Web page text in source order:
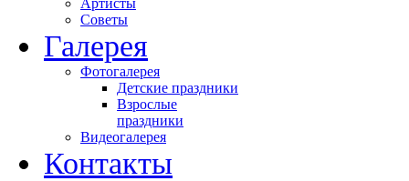
Советы
Галерея
Фотогалерея
Детские праздники
Взрослые
праздники
Видеогалерея
Контакты